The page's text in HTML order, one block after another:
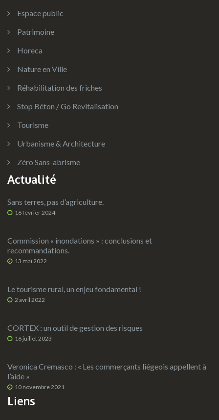
Espace public
Patrimoine
Horeca
Nature en Ville
Réhabilitation des friches
Stop Béton / Go Revitalisation
Tourisme
Urbanisme & Architecture
Zéro Sans-abrisme
Actualité
Sans terres, pas d’agriculture.
16 février 2024
Commission « inondations » : conclusions et
recommandations.
13 mai 2022
Le tourisme rural, un enjeu fondamental !
2 avril 2022
CORTEX : un outil de gestion des risques
16 juillet 2023
Veronica Cremasco : « Les commerçants liégeois appellent à
l’aide »
10 novembre 2021
Liens